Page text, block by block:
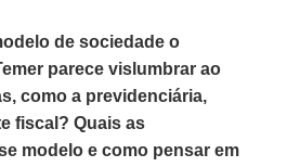
de sociedade o
parece vislumbrar ao
como a previdenciária,
fiscal? Quais as
modelo e como pensar em